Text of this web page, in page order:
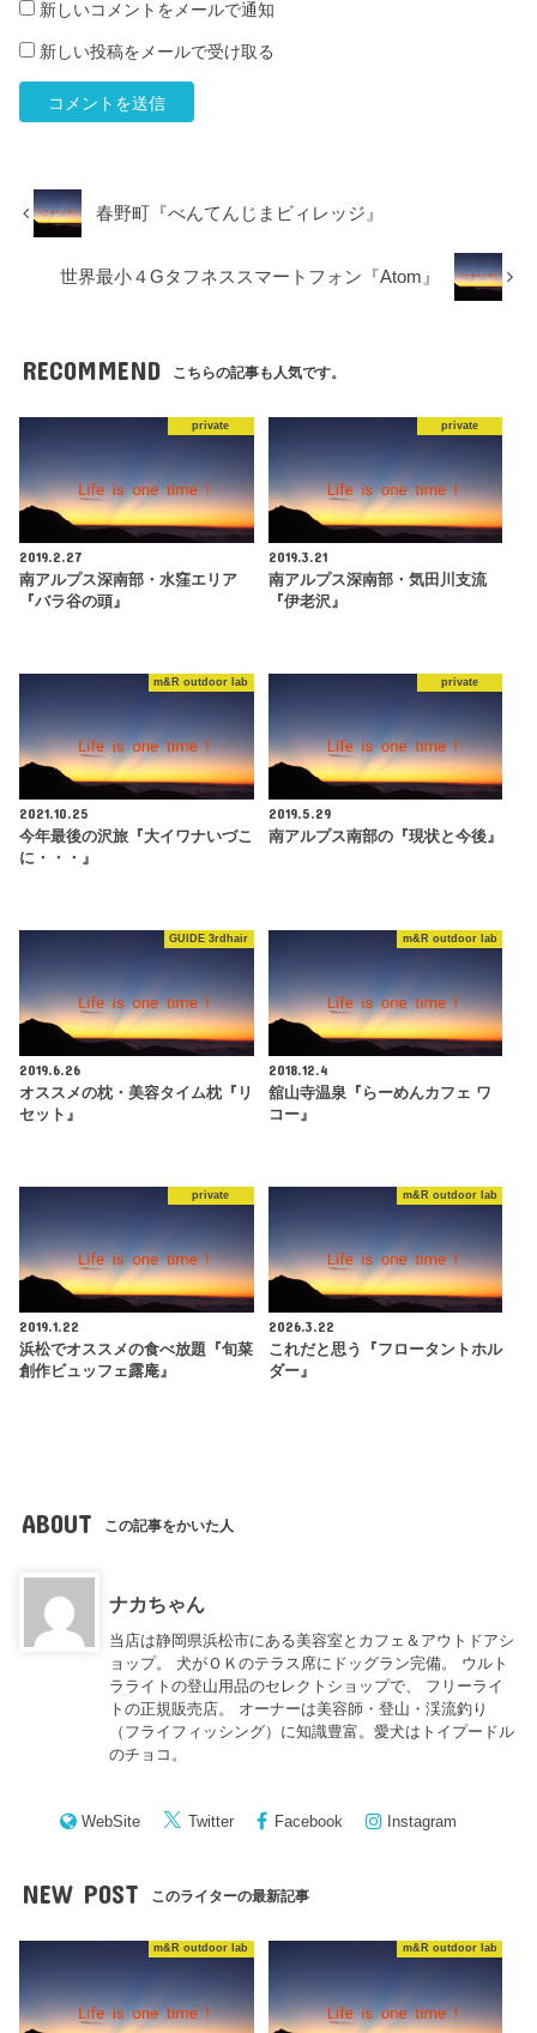
新しいコメントをメールで通知
新しい投稿をメールで受け取る
春野町『べんてんじまビィレッジ』
世界最小４Gタフネススマートフォン『Atom』
RECOMMEND こちらの記事も人気です。
private
2019.2.27
南アルプス深南部・水窪エリア
『バラ谷の頭』
private
2019.3.21
南アルプス深南部・気田川支流
『伊老沢』
m&R outdoor lab
2021.10.25
今年最後の沢旅『大イワナいづこ
に・・・』
private
2019.5.29
南アルプス南部の『現状と今後』
GUIDE 3rdhair
2019.6.26
オススメの枕・美容タイム枕『リ
セット』
m&R outdoor lab
2018.12.4
舘山寺温泉『らーめんカフェ ワ
コー』
private
2019.1.22
浜松でオススメの食べ放題『旬菜
創作ビュッフェ露庵』
m&R outdoor lab
2026.3.22
これだと思う『フロータントホル
ダー』
ABOUT この記事をかいた人
ナカちゃん
当店は静岡県浜松市にある美容室とカフェ＆アウトドアシ
ョップ。 犬がＯＫのテラス席にドッグラン完備。 ウルト
ラライトの登山用品のセレクトショップで、 フリーライ
トの正規販売店。 オーナーは美容師・登山・渓流釣り
（フライフィッシング）に知識豊富。愛犬はトイプードル
のチョコ。
WebSite Twitter Facebook Instagram
NEW POST このライターの最新記事
m&R outdoor lab m&R outdoor lab